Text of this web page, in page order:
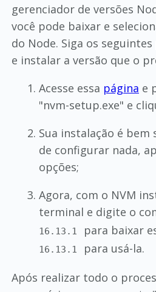
gerenciador de versões
você pode baixar e
do Node. Siga os
e instalar a versão que o
Acesse essa página e
"nvm-setup.exe" e
Sua instalação é bem
de configurar nada,
opções;
Agora, com o NVM
terminal e digite o
16.13.1
para baixar
16.13.1
para usá-la.
Após realizar todo o